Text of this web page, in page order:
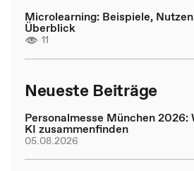
Microlearning: Beispiele,
Überblick
11
Neueste Beiträge
Personalmesse München 2026:
KI zusammenfinden
05.08.2026